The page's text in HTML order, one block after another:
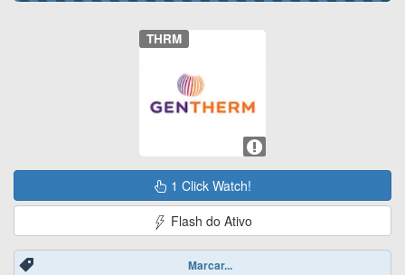
THRM
1 Click Watch!
Flash do Ativo
Marcar...